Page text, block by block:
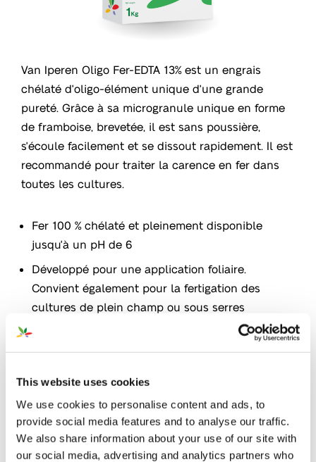
This website uses cookies
We use cookies to personalise content and ads, to
provide social media features and to analyse our traffic.
We also share information about your use of our site with
our social media, advertising and analytics partners who
Van Iperen Oligo Fer-EDTA 13% est un engrais
chélaté d'oligo-élément unique d'une grande
pureté. Grâce à sa microgranule unique en forme
de framboise, brevetée, il est sans poussière,
s'écoule facilement et se dissout rapidement. Il est
recommandé pour traiter la carence en fer dans
toutes les cultures.
Fer 100 % chélaté et pleinement disponible
jusqu'à un pH de 6
Développé pour une application foliaire.
Convient également pour la fertigation des
cultures de plein champ ou sous serres
Application
Objectif agronomique